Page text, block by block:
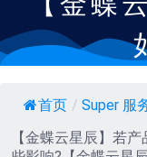
首页 / Super 服
【金蝶云星辰】若